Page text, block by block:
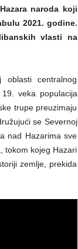
naroda koji
2021. godine.
vlasti na
centralnog
veka populacija
trupe preuzimaju
se Severnoj
nad Hazarima sve
tokom kojeg Hazari
zemlje, prekida